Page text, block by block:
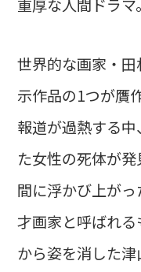
世界的な画家・
示作品の1つが贋
報道が過熱する
た女性の死体が
間に浮かび上が
才画家と呼ばれ
から姿を消した